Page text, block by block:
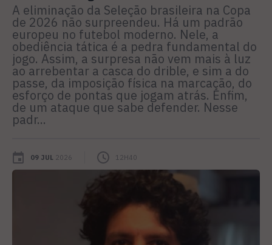
A eliminação da Seleção brasileira na Copa
de 2026 não surpreendeu. Há um padrão
europeu no futebol moderno. Nele, a
obediência tática é a pedra fundamental do
jogo. Assim, a surpresa não vem mais à luz
ao arrebentar a casca do drible, e sim a do
passe, da imposição física na marcação, do
esforço de pontas que jogam atrás. Enfim,
de um ataque que sabe defender. Nesse
padr...
09 JUL 2026 12H40